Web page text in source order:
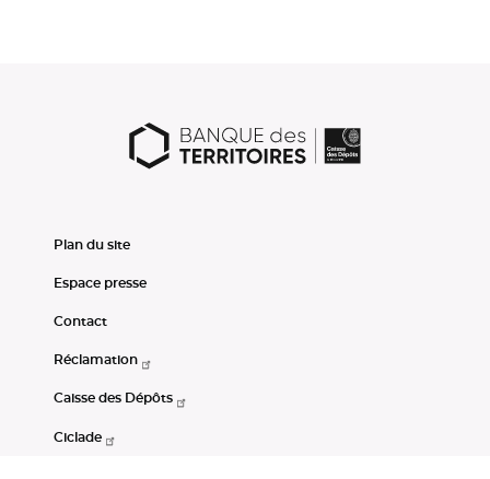
Plan du site
Espace presse
Contact
Réclamation
Caisse des Dépôts
Ciclade